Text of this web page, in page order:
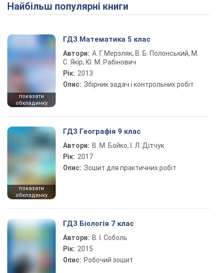
Найбільш популярні книги
показати
обкладинку
ГДЗ Математика 5 клас
Автори: А. Г. Мерзляк, В. Б. Полонський, М.
С. Якір, Ю. М. Рабінович
Рік: 2013
Опис: Збірник задач і контрольних робіт
показати
обкладинку
ГДЗ Географія 9 клас
Автори: В. М. Бойко, І. Л. Дітчук
Рік: 2017
Опис: Зошит для практичних робіт
ГДЗ Біологія 7 клас
Автори: В. І. Соболь
Рік: 2015
Опис: Робочий зошит